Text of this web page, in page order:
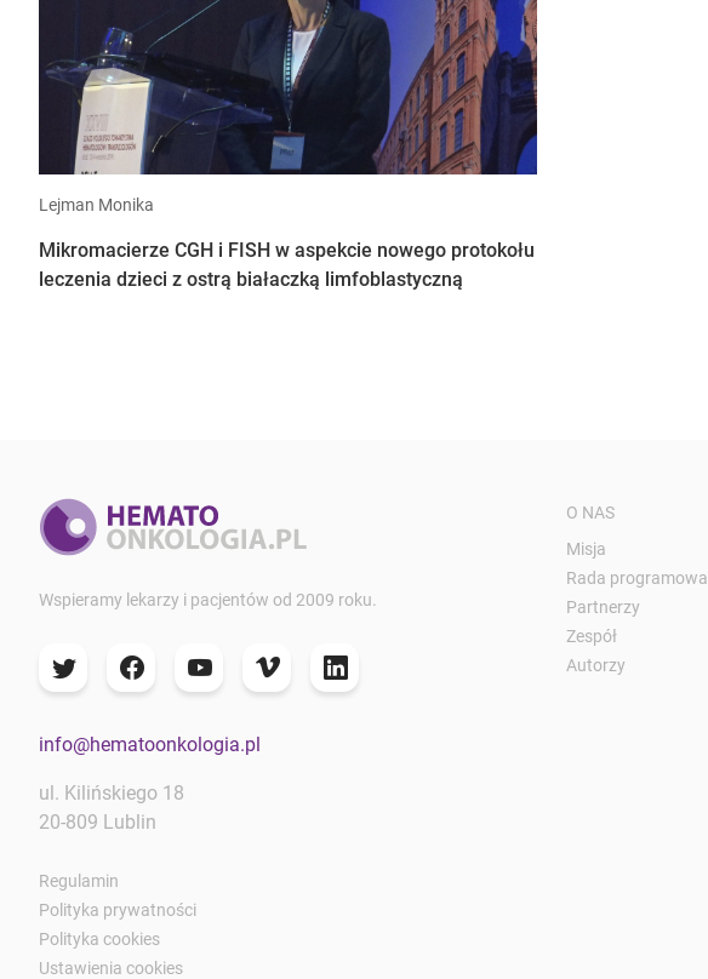
Lejman Monika
Mikromacierze CGH i FISH w aspekcie nowego protokołu
leczenia dzieci z ostrą białaczką limfoblastyczną
Wspieramy lekarzy i pacjentów od 2009 roku.
info@hematoonkologia.pl
ul. Kilińskiego 18
20-809 Lublin
Regulamin
Polityka prywatności
Polityka cookies
Ustawienia cookies
O NAS
Misja
Rada programowa
Partnerzy
Zespół
Autorzy